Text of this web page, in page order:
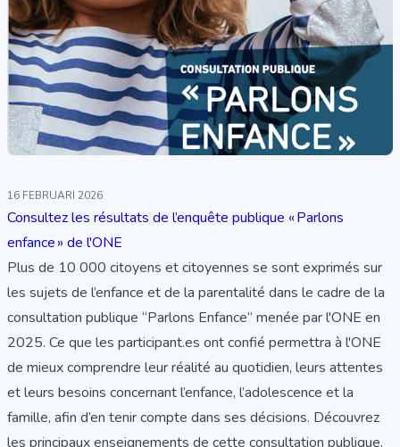
16 FEBRUARI 2026
Consultez les résultats de l’enquête publique « Parlons
enfance » de l'ONE
Plus de 10 000 citoyens et citoyennes se sont exprimés sur
les sujets de l’enfance et de la parentalité dans le cadre de la
consultation publique “Parlons Enfance” menée par l'ONE en
2025. Ce que les participant.es ont confié permettra à l'ONE
de mieux comprendre leur réalité au quotidien, leurs attentes
et leurs besoins concernant l’enfance, l’adolescence et la
famille, afin d’en tenir compte dans ses décisions. Découvrez
les principaux enseignements de cette consultation publique.